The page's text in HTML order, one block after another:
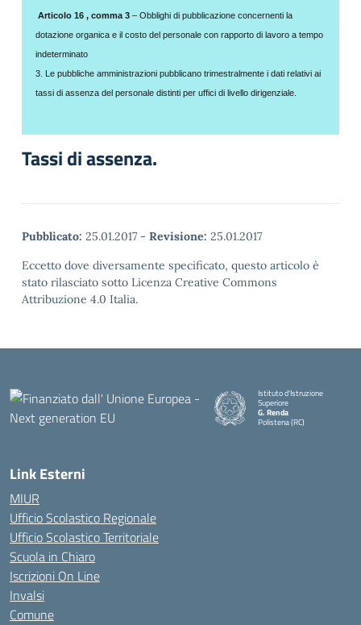
Articolo 16 , comma 3 – Obblighi di pubblicazione concernenti la
dotazione organica e il costo del personale con rapporto di lavoro a tempo
indeterminato
3. Le pubbliche amministrazioni pubblicano trimestralmente i dati relativi ai
tassi di assenza del personale distinti per uffici di livello dirigenziale.
Tassi di assenza.
Pubblicato: 25.01.2017 - Revisione: 25.01.2017
Eccetto dove diversamente specificato, questo articolo è
stato rilasciato sotto Licenza Creative Commons
Attribuzione 4.0 Italia.
Istituto d'Istruzione
Superiore
G. Renda
Polistena (RC)
Link Esterni
MIUR
Ufficio Scolastico Regionale
Ufficio Scolastico Territoriale
Scuola in Chiaro
Iscrizioni On Line
Invalsi
Comune